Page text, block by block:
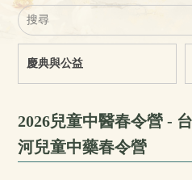
慶典與公益
2026兒童中醫春令營 -
河兒童中藥春令營